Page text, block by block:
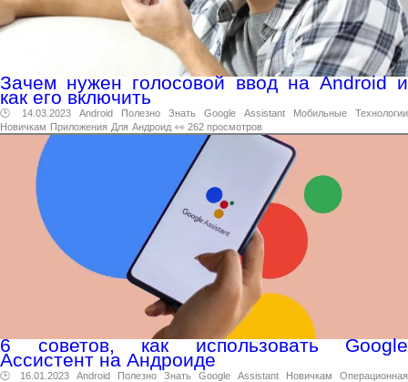
Зачем нужен голосовой ввод на Android и
как его включить
🕑 14.03.2023 Android Полезно Знать Google Assistant Мобильные
Технологии
Новичкам Приложения Для Андроид 👀 262 просмотров
6 советов, как использовать Google
Ассистент на Андроиде
🕑 16.01.2023 Android Полезно Знать Google Assistant Новичкам
Операционная